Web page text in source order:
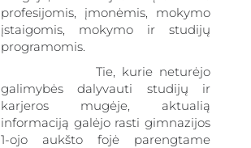
profesijomis, įmonėmis, mokymo
įstaigomis, mokymo ir studijų
programomis.
Tie, kurie neturėjo
galimybės dalyvauti studijų ir
karjeros mugėje, aktualią
informaciją galėjo rasti gimnazijos
1-ojo aukšto fojė parengtame